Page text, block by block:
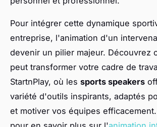
Pour intégrer cette dynamique
entreprise, l'animation d'un
devenir un pilier majeur. Découvrez
peut transformer votre cadre de
StartnPlay, où les sports speakers
variété d'outils inspirants, adaptés
et motiver vos équipes